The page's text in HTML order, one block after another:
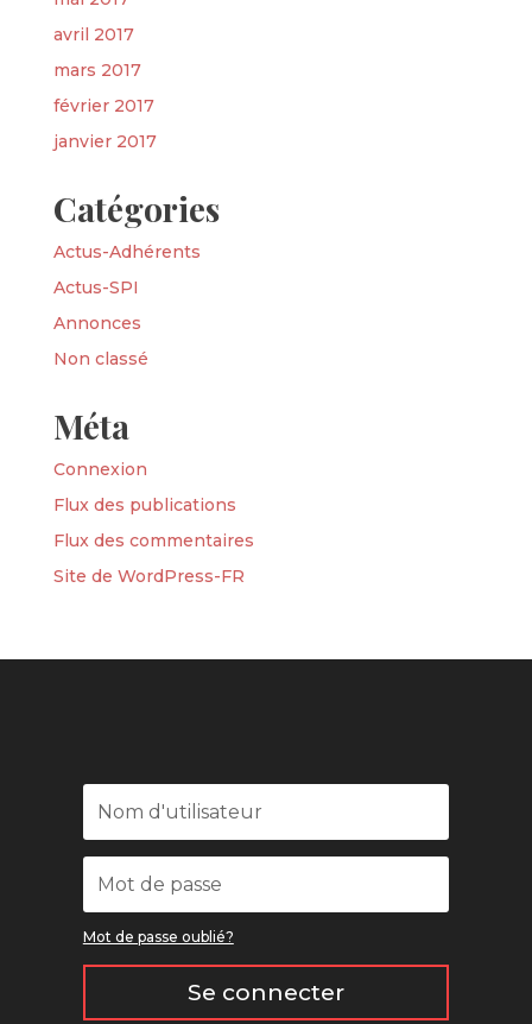
avril 2017
mars 2017
février 2017
janvier 2017
Catégories
Actus-Adhérents
Actus-SPI
Annonces
Non classé
Méta
Connexion
Flux des publications
Flux des commentaires
Site de WordPress-FR
Mot de passe oublié?
Se connecter